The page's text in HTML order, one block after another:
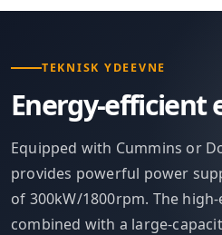
TEKNISK YDEEVNE
Energy-efficient
Equipped with Cummins or
provides powerful power
of 300kW/1800rpm. The
combined with a large-